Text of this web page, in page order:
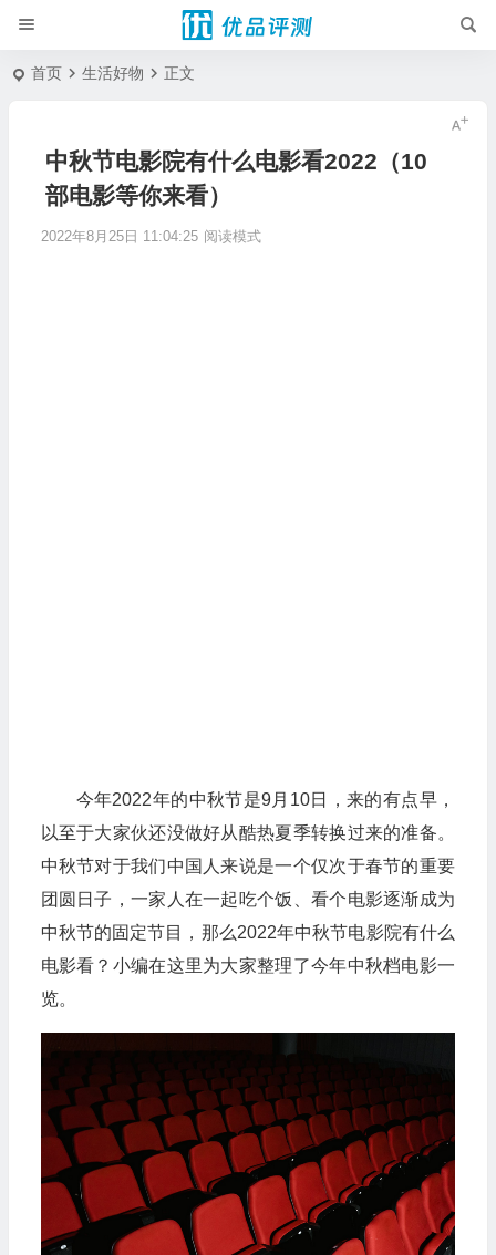
首页 生活好物 正文
中秋节电影院有什么电影看2022（10
部电影等你来看）
2022年8月25日 11:04:25 阅读模式
今年2022年的中秋节是9月10日，来的有点早，
以至于大家伙还没做好从酷热夏季转换过来的准备。
中秋节对于我们中国人来说是一个仅次于春节的重要
团圆日子，一家人在一起吃个饭、看个电影逐渐成为
中秋节的固定节目，那么2022年中秋节电影院有什么
电影看？小编在这里为大家整理了今年中秋档电影一
览。